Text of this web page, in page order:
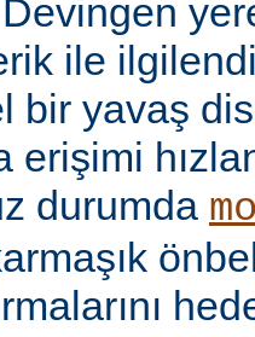
ile
bir yavaş
erişimi
durumda